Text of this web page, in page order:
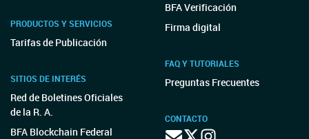
PRODUCTOS Y SERVICIOS
Tarifas de Publicación
SITIOS DE INTERÉS
Red de Boletines Oficiales
de la R. A.
BFA Blockchain Federal
BFA Verificación
Firma digital
FAQ Y TUTORIALES
Preguntas Frecuentes
CONTACTO